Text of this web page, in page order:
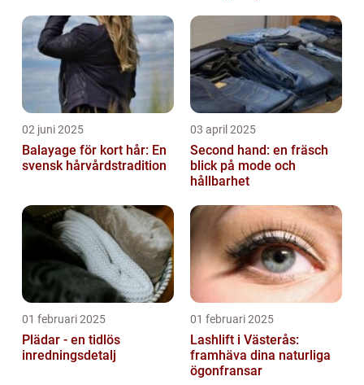
02 juni 2025
Balayage för kort hår: En
svensk hårvårdstradition
03 april 2025
Second hand: en fräsch
blick på mode och
hållbarhet
01 februari 2025
Plädar - en tidlös
inredningsdetalj
01 februari 2025
Lashlift i Västerås:
framhäva dina naturliga
ögonfransar